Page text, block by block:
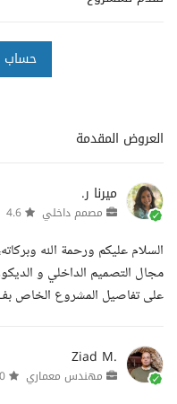
حساب
العروض المقدمة
ميرنا ر.
مصمم داخلي
مجال التصميم الداخلي و
على تفاصيل المشروع الخاص
Ziad M.
مهندس معماري